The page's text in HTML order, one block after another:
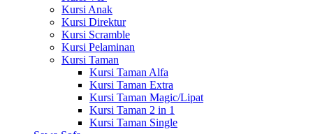
Kursi Anak
Kursi Direktur
Kursi Scramble
Kursi Pelaminan
Kursi Taman
Kursi Taman Alfa
Kursi Taman Extra
Kursi Taman Magic/Lipat
Kursi Taman 2 in 1
Kursi Taman Single